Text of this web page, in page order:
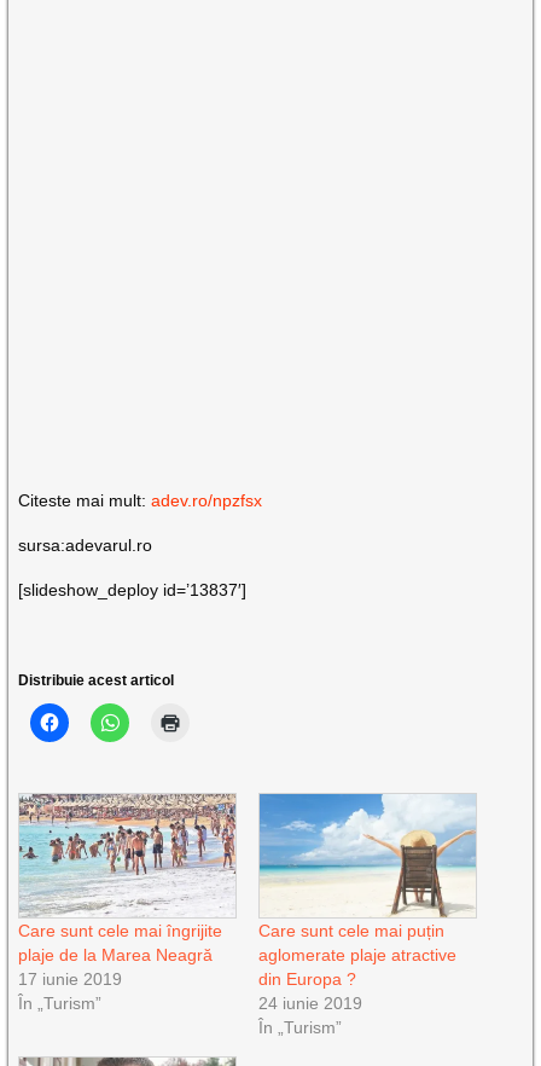
Citeste mai mult:adev.ro/npzfsx
sursa:adevarul.ro
[slideshow_deploy id=’13837′]
Distribuie acest articol
Care sunt cele mai îngrijite
plaje de la Marea Neagră
17 iunie 2019
În „Turism”
Care sunt cele mai puțin
aglomerate plaje atractive
din Europa ?
24 iunie 2019
În „Turism”